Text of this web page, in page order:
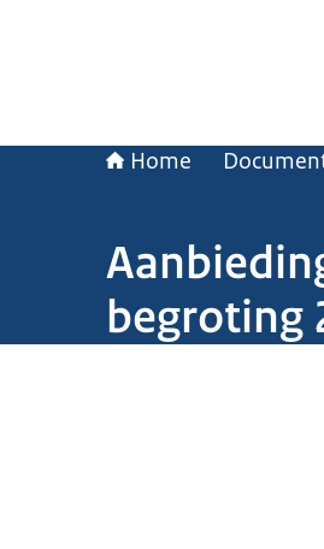
Home
begroting